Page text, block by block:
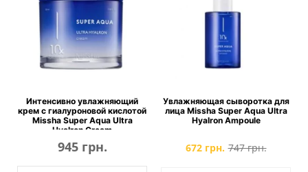
Интенсивно увлажняющий
крем с гиалуроновой кислотой
Missha Super Aqua Ultra
Hyalron Cream
945 грн.
Увлажняющая сыворотка для
лица Missha Super Aqua Ultra
Hyalron Ampoule
672 грн. 747 грн.